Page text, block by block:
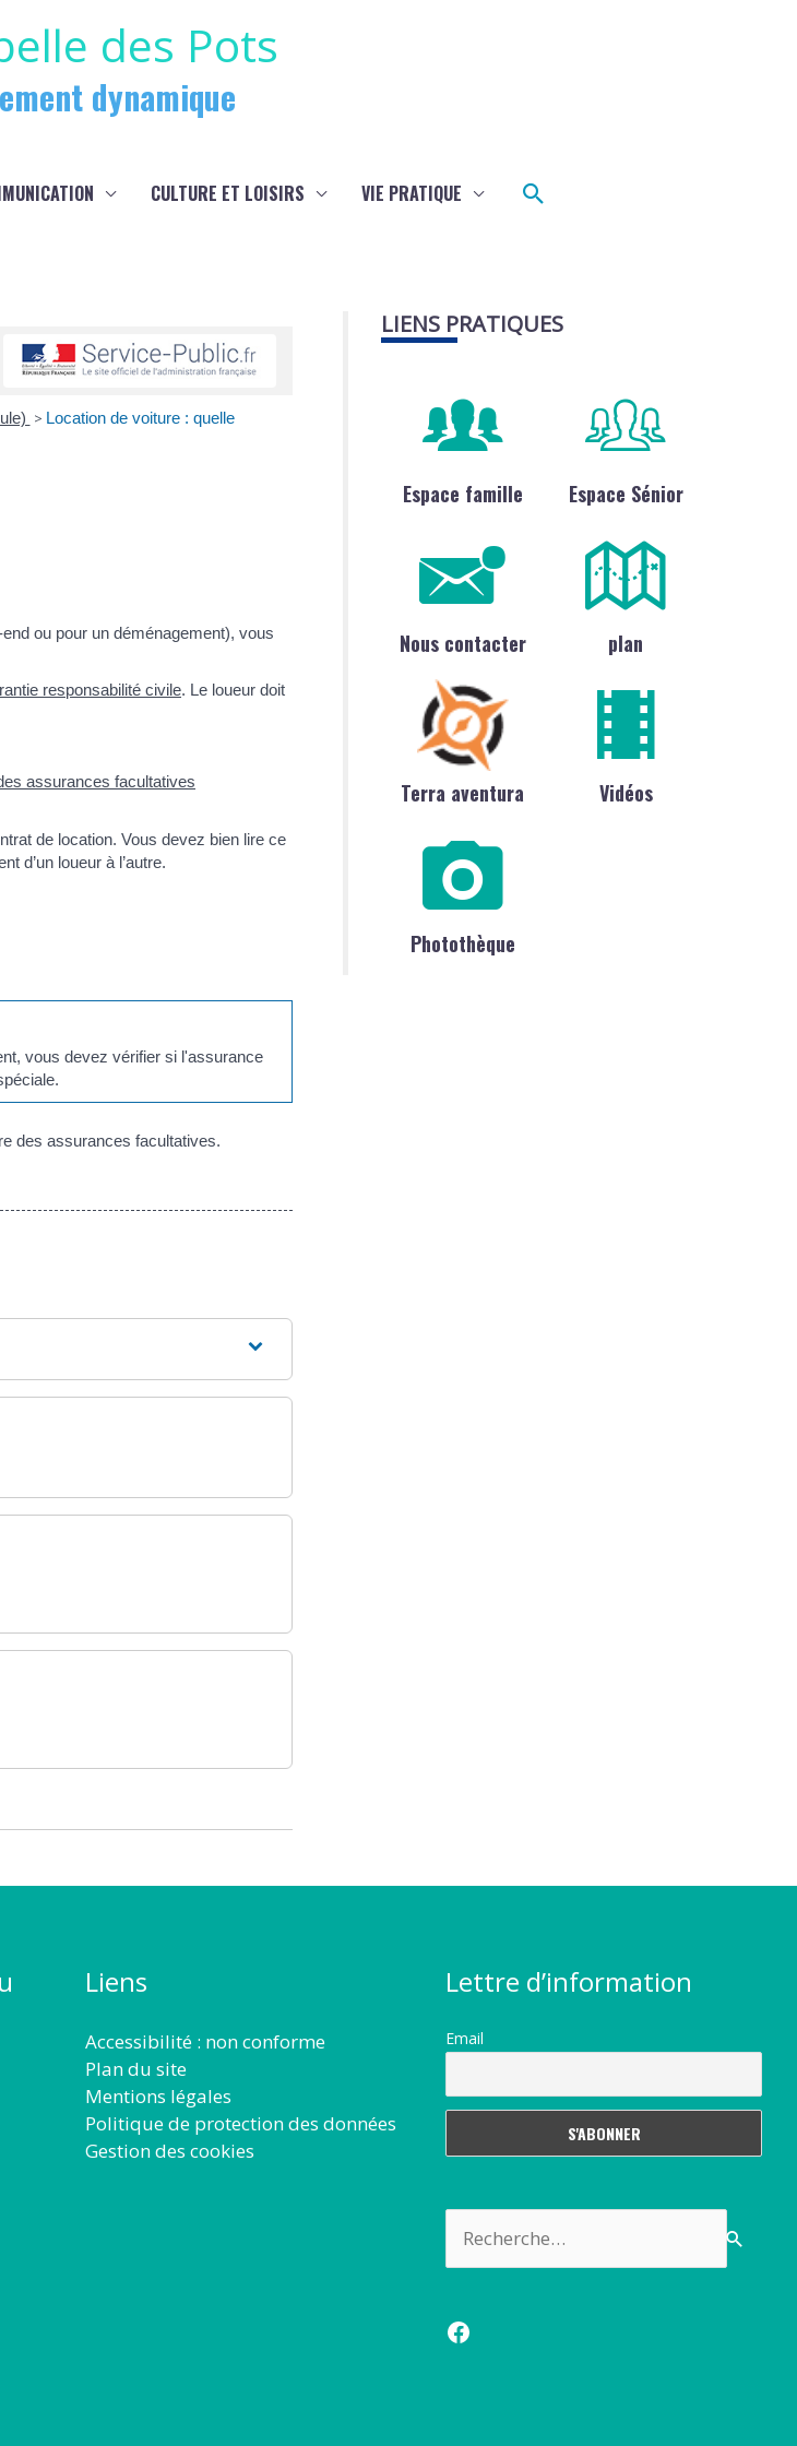
des Pots
dynamique
CULTURE ET LOISIRS VIE PRATIQUE Rechercher
> Location de voiture : quelle
ou pour un déménagement), vous
responsabilité civile. Le loueur doit
assurances facultatives
de location. Vous devez bien lire ce
d’un loueur à l’autre.
vous devez vérifier si l'assurance
des assurances facultatives.
LIENS PRATIQUES
Espace famille Espace Sénior
Nous contacter plan
Terra aventura Vidéos
Photothèque
Liens
Accessibilité : non conforme
Plan du site
Mentions légales
Politique de protection des données
Gestion des cookies
Lettre d’information
Email
Facebook